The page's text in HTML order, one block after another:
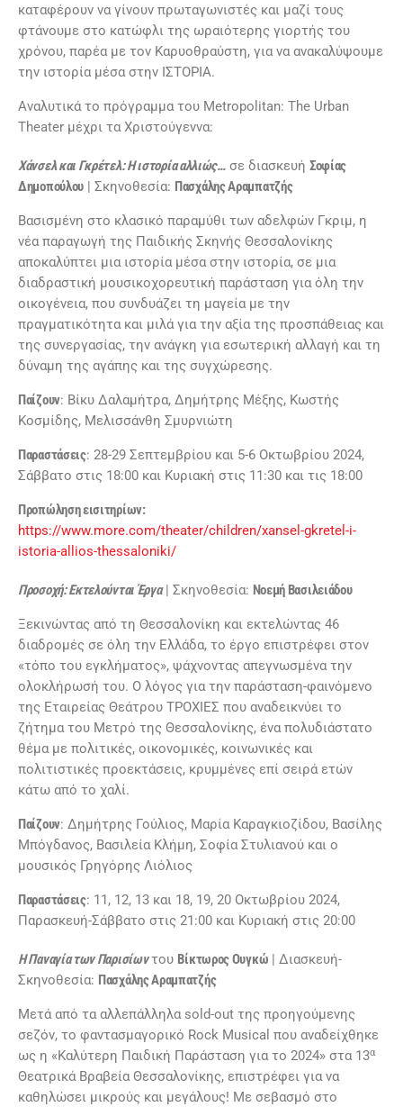
καταφέρουν να γίνουν πρωταγωνιστές και μαζί τους
φτάνουμε στο κατώφλι της ωραιότερης γιορτής του
χρόνου, παρέα με τον Καρυοθραύστη, για να ανακαλύψουμε
την ιστορία μέσα στην ΙΣΤΟΡΙΑ.
Αναλυτικά το πρόγραμμα του Metropolitan: The Urban
Theater μέχρι τα Χριστούγεννα:
Χάνσελ και Γκρέτελ: Η ιστορία αλλιώς…σε διασκευή Σοφίας
Δημοπούλου | Σκηνοθεσία: Πασχάλης Αραμπατζής
Βασισμένη στο κλασικό παραμύθι των αδελφών Γκριμ, η
νέα παραγωγή της Παιδικής Σκηνής Θεσσαλονίκης
αποκαλύπτει μια ιστορία μέσα στην ιστορία, σε μια
διαδραστική μουσικοχορευτική παράσταση για όλη την
οικογένεια, που συνδυάζει τη μαγεία με την
πραγματικότητα και μιλά για την αξία της προσπάθειας και
της συνεργασίας, την ανάγκη για εσωτερική αλλαγή και τη
δύναμη της αγάπης και της συγχώρεσης.
Παίζουν: Βίκυ Δαλαμήτρα, Δημήτρης Μέξης, Κωστής
Κοσμίδης, Μελισσάνθη Σμυρνιώτη
Παραστάσεις: 28-29 Σεπτεμβρίου και 5-6 Οκτωβρίου 2024,
Σάββατο στις 18:00 και Κυριακή στις 11:30 και τις 18:00
Προπώληση εισιτηρίων:
https://www.more.com/theater/children/xansel-gkretel-i-
istoria-allios-thessaloniki/
Προσοχή: Εκτελούνται Έργα| Σκηνοθεσία: Νοεμή Βασιλειάδου
Ξεκινώντας από τη Θεσσαλονίκη και εκτελώντας 46
διαδρομές σε όλη την Ελλάδα, το έργο επιστρέφει στον
«τόπο του εγκλήματος», ψάχνοντας απεγνωσμένα την
ολοκλήρωσή του. Ο λόγος για την παράσταση-φαινόμενο
της Εταιρείας Θεάτρου ΤΡΟΧΙΕΣ που αναδεικνύει το
ζήτημα του Μετρό της Θεσσαλονίκης, ένα πολυδιάστατο
θέμα με πολιτικές, οικονομικές, κοινωνικές και
πολιτιστικές προεκτάσεις, κρυμμένες επί σειρά ετών
κάτω από το χαλί.
Παίζουν: Δημήτρης Γούλιος, Μαρία Καραγκιοζίδου, Βασίλης
Μπόγδανος, Βασιλεία Κλήμη, Σοφία Στυλιανού και ο
μουσικός Γρηγόρης Λιόλιος
Παραστάσεις: 11, 12, 13 και 18, 19, 20 Οκτωβρίου 2024,
Παρασκευή-Σάββατο στις 21:00 και Κυριακή στις 20:00
Η Παναγία των Παρισίωντου Βίκτωρος Ουγκώ | Διασκευή-
Σκηνοθεσία: Πασχάλης Αραμπατζής
Μετά από τα αλλεπάλληλα sold-out της προηγούμενης
σεζόν, το φαντασμαγορικό Rock Musical που αναδείχθηκε
ως η «Καλύτερη Παιδική Παράσταση για το 2024» στα 13α
Θεατρικά Βραβεία Θεσσαλονίκης, επιστρέφει για να
καθηλώσει μικρούς και μεγάλους! Με σεβασμό στο